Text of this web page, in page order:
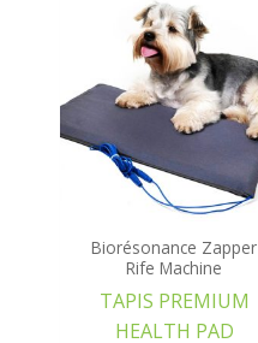
Biorésonance Zapper
Rife Machine
TAPIS PREMIUM
HEALTH PAD